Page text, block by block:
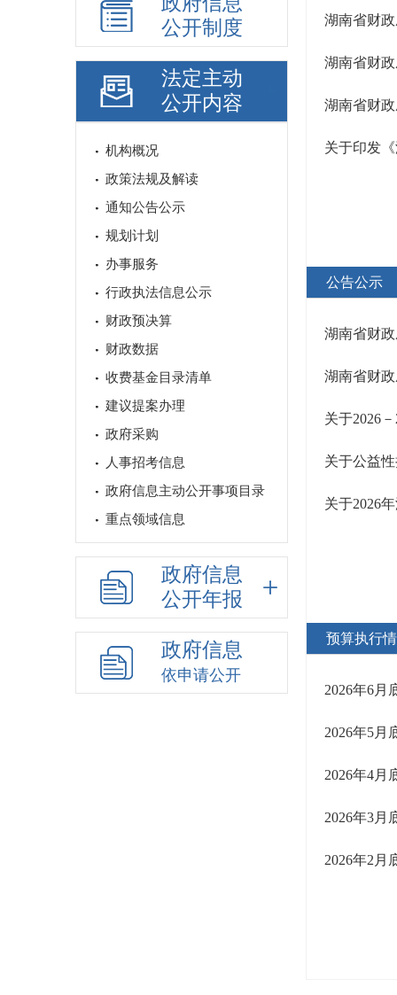
公开制度
法定主动
公开内容
机构概况
政策法规及解读
通知公告公示
规划计划
办事服务
行政执法信息公示
财政预决算
财政数据
收费基金目录清单
建议提案办理
政府采购
人事招考信息
政府信息主动公开事项目录
重点领域信息
政府信息
公开年报
政府信息
依申请公开
关于印发
公告公示
关于公益
关于2026
预算执行
2026年6月
2026年5月
2026年4月
2026年3月
2026年2月